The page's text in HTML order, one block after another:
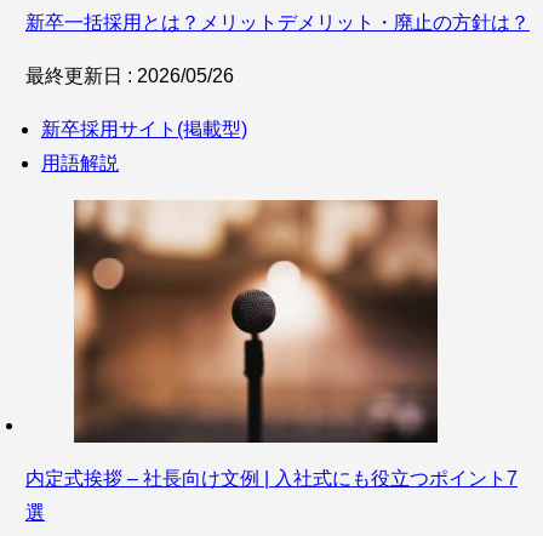
新卒一括採用とは？メリットデメリット・廃止の方針は？
最終更新日 : 2026/05/26
新卒採用サイト(掲載型)
用語解説
内定式挨拶 – 社長向け文例 | 入社式にも役立つポイント7
選